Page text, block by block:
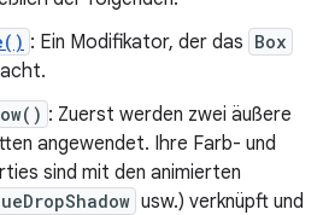
: Ein Modifikator, der das Box
: Zuerst werden zwei äußere
angewendet. Ihre Farb- und
sind mit den animierten
usw.) verknüpft und